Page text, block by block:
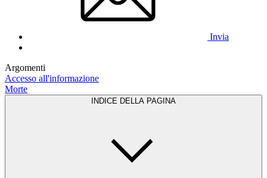
Invia
Argomenti
Accesso all'informazione
Morte
INDICE DELLA PAGINA